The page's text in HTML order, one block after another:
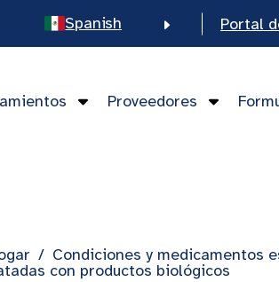
Spanish
Chinese
Portal
Proveedores
/ Condiciones y medicamentos
con productos biológicos